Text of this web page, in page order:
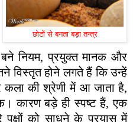
छोटों से बनता बड़ा तन्त्र
नियम, प्रयुक्त मानक और
विस्तृत होने लगते हैं कि उन्हें
कला की श्रेणी में आ जाता है,
कारण बड़े ही स्पष्ट हैं, एक
को साधने के प्रयास में